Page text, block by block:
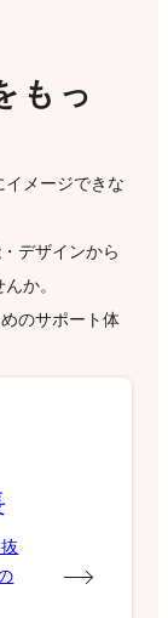
もっ
イメージできな
デザインから
か。
のサポート体